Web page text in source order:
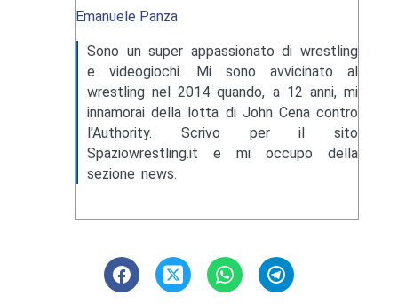
Emanuele Panza
Sono un super appassionato di wrestling
e videogiochi. Mi sono avvicinato al
wrestling nel 2014 quando, a 12 anni, mi
innamorai della lotta di John Cena contro
l'Authority. Scrivo per il sito
Spaziowrestling.it e mi occupo della
sezione news.